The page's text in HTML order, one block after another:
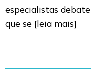
especialistas
que se [leia mais]